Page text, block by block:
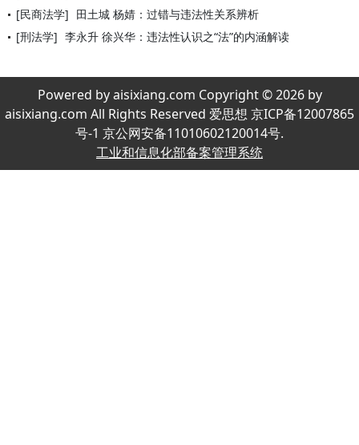
[民商法学] 田土城 杨婧：过错与违法性关系辨析
[刑法学] 李永升 徐兴华：违法性认识之“法”的内涵解读
Powered by aisixiang.com Copyright © 2026 by
aisixiang.com All Rights Reserved 爱思想 京ICP备12007865
号-1 京公网安备11010602120014号.
工业和信息化部备案管理系统